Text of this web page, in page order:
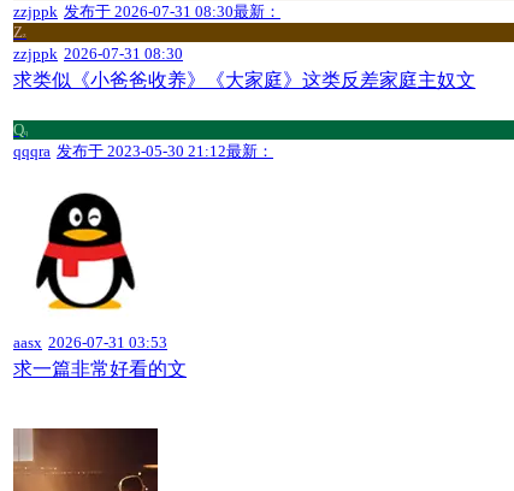
zzjppk 发布于 2026-07-31 08:30最新：
Zz
zzjppk 2026-07-31 08:30
求类似《小爸爸收养》《大家庭》这类反差家庭主奴文
Qq
qqqra 发布于 2023-05-30 21:12最新：
aasx 2026-07-31 03:53
求一篇非常好看的文